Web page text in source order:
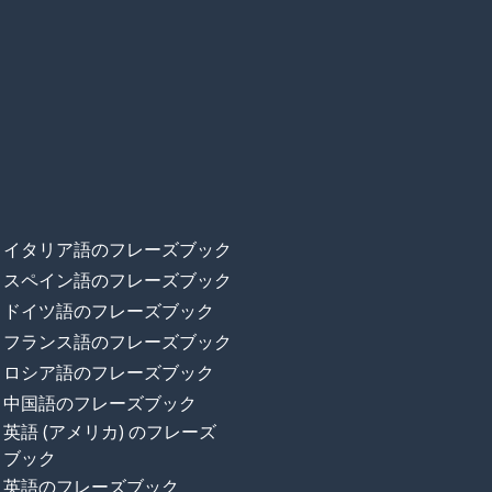
イタリア語のフレーズブック
スペイン語のフレーズブック
ドイツ語のフレーズブック
フランス語のフレーズブック
ロシア語のフレーズブック
中国語のフレーズブック
英語 (アメリカ) のフレーズ
ブック
英語のフレーズブック